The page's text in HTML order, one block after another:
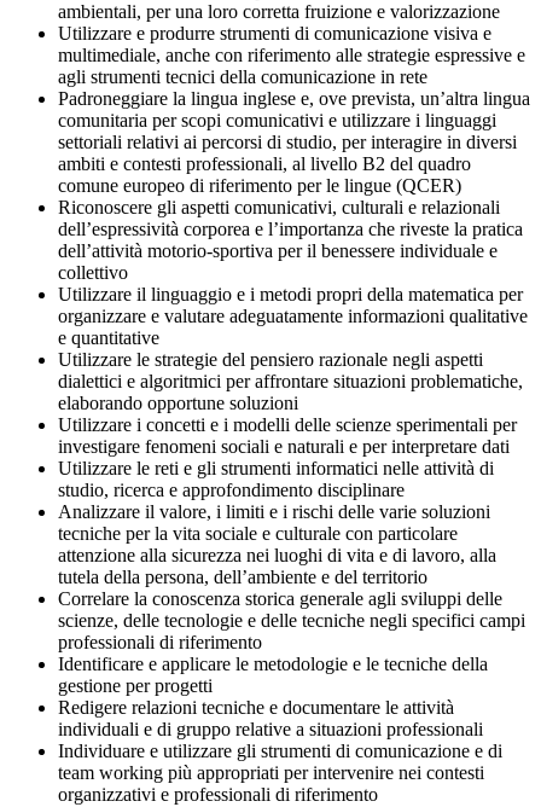
ambientali, per una loro corretta fruizione e valorizzazione
Utilizzare e produrre strumenti di comunicazione visiva e
multimediale, anche con riferimento alle strategie espressive e
agli strumenti tecnici della comunicazione in rete
Padroneggiare la lingua inglese e, ove prevista, un’altra lingua
comunitaria per scopi comunicativi e utilizzare i linguaggi
settoriali relativi ai percorsi di studio, per interagire in diversi
ambiti e contesti professionali, al livello B2 del quadro
comune europeo di riferimento per le lingue (QCER)
Riconoscere gli aspetti comunicativi, culturali e relazionali
dell’espressività corporea e l’importanza che riveste la pratica
dell’attività motorio-sportiva per il benessere individuale e
collettivo
Utilizzare il linguaggio e i metodi propri della matematica per
organizzare e valutare adeguatamente informazioni qualitative
e quantitative
Utilizzare le strategie del pensiero razionale negli aspetti
dialettici e algoritmici per affrontare situazioni problematiche,
elaborando opportune soluzioni
Utilizzare i concetti e i modelli delle scienze sperimentali per
investigare fenomeni sociali e naturali e per interpretare dati
Utilizzare le reti e gli strumenti informatici nelle attività di
studio, ricerca e approfondimento disciplinare
Analizzare il valore, i limiti e i rischi delle varie soluzioni
tecniche per la vita sociale e culturale con particolare
attenzione alla sicurezza nei luoghi di vita e di lavoro, alla
tutela della persona, dell’ambiente e del territorio
Correlare la conoscenza storica generale agli sviluppi delle
scienze, delle tecnologie e delle tecniche negli specifici campi
professionali di riferimento
Identificare e applicare le metodologie e le tecniche della
gestione per progetti
Redigere relazioni tecniche e documentare le attività
individuali e di gruppo relative a situazioni professionali
Individuare e utilizzare gli strumenti di comunicazione e di
team working più appropriati per intervenire nei contesti
organizzativi e professionali di riferimento